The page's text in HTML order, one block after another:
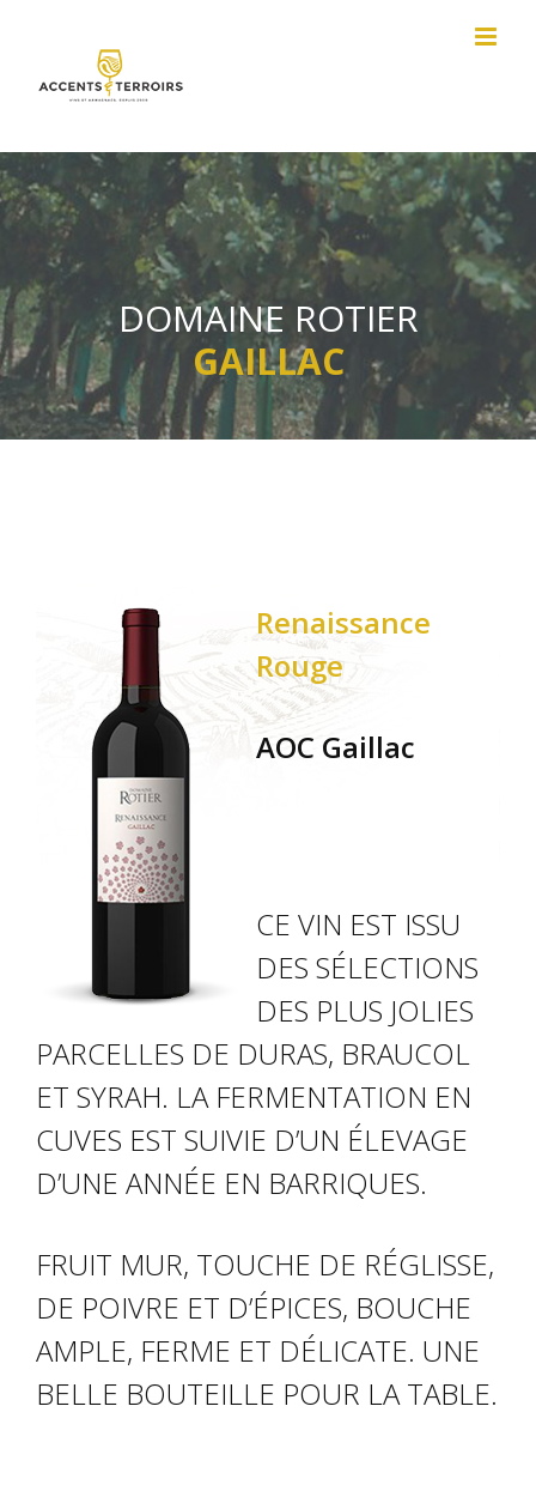
contenu
DOMAINE ROTIER
GAILLAC
Renaissance
Rouge
AOC Gaillac
CE VIN EST ISSU
DES SÉLECTIONS
DES PLUS JOLIES
PARCELLES DE DURAS, BRAUCOL
ET SYRAH. LA FERMENTATION EN
CUVES EST SUIVIE D’UN ÉLEVAGE
D’UNE ANNÉE EN BARRIQUES.
FRUIT MUR, TOUCHE DE RÉGLISSE,
DE POIVRE ET D’ÉPICES, BOUCHE
AMPLE, FERME ET DÉLICATE. UNE
BELLE BOUTEILLE POUR LA TABLE.